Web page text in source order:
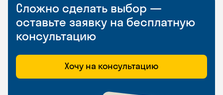
Сложно сделать выбор —
оставьте заявку на бесплатную
консультацию
Хочу на консультацию